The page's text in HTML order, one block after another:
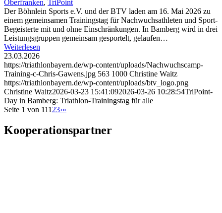
Oberfranken, TriPoint
Der Böhnlein Sports e.V. und der BTV laden am 16. Mai 2026 zu
einem gemeinsamen Trainingstag für Nachwuchsathleten und Sport-
Begeisterte mit und ohne Einschränkungen. In Bamberg wird in drei
Leistungsgruppen gemeinsam gesportelt, gelaufen…
Weiterlesen
23.03.2026
https://triathlonbayern.de/wp-content/uploads/Nachwuchscamp-
Training-c-Chris-Gawens.jpg 563 1000 Christine Waitz
https://triathlonbayern.de/wp-content/uploads/btv_logo.png
Christine Waitz2026-03-23 15:41:092026-03-26 10:28:54TriPoint-
Day in Bamberg: Triathlon-Trainingstag für alle
Seite 1 von 111 23›»
Kooperationspartner